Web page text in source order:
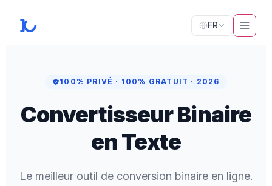
FR
100% PRIVÉ · 100% GRATUIT · 2026
ConvertisseurBinaire
en Texte
Le meilleur outil de conversion binaire en ligne.